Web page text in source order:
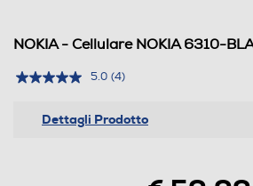
NOKIA - Cellulare NOKIA 6310-
5.0 (4)
Dettagli Prodotto